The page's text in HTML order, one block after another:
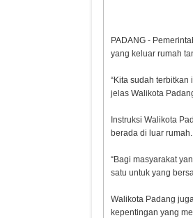
PADANG -
yang keluar rumah
“Kita sudah
jelas Walikota
Instruksi Walikota
berada di luar
“Bagi masyarakat
satu untuk yang
Walikota Padang
kepentingan yang